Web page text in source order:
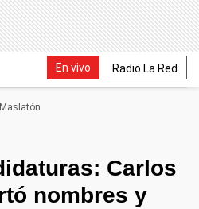
En vivo Radio La Red
Carlos
nombres y